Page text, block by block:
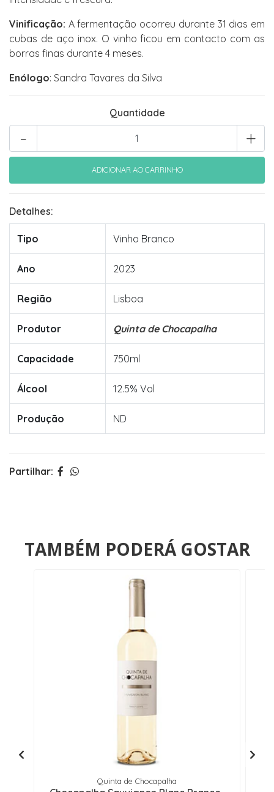
Vinificação: A fermentação ocorreu durante 31 dias em
cubas de aço inox. O vinho ficou em contacto com as
borras finas durante 4 meses.
Enólogo: Sandra Tavares da Silva
Quantidade
+
-
Detalhes:
Tipo Vinho Branco
Ano 2023
Região Lisboa
Produtor Quinta de Chocapalha
Capacidade 750ml
Álcool 12.5% Vol
Produção ND
Partilhar:
TAMBÉM PODERÁ GOSTAR
Quinta de Chocapalha